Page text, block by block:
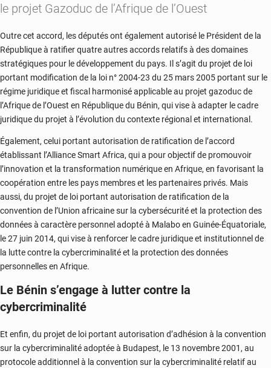
le projet Gazoduc de l’Afrique de l’Ouest
Outre cet accord, les députés ont également autorisé le Président de la
République à ratifier quatre autres accords relatifs à des domaines
stratégiques pour le développement du pays. Il s’agit du projet de loi
portant modification de la loi n°2004-23 du 25 mars 2005 portant sur le
régime juridique et fiscal harmonisé applicable au projet gazoduc de
l’Afrique de l’Ouest en République du Bénin, qui vise à adapter le cadre
juridique du projet à l’évolution du contexte régional et international.
Également, celui portant autorisation de ratification de l’accord
établissant l’Alliance Smart Africa, qui a pour objectif de promouvoir
l’innovation et la transformation numérique en Afrique, en favorisant la
coopération entre les pays membres et les partenaires privés. Mais
aussi, du projet de loi portant autorisation de ratification de la
convention de l’Union africaine sur la cybersécurité et la protection des
données à caractère personnel adopté à Malaboen Guinée-Équatoriale,
le 27 juin 2014, qui vise à renforcer le cadre juridique et institutionnel de
la lutte contre la cybercriminalité et la protection des données
personnelles en Afrique.
Le Bénin s’engage à lutter contre la
cybercriminalité
Et enfin, du projet de loi portant autorisation d’adhésion à la convention
sur la cybercriminalité adoptée à Budapest, le 13 novembre 2001, au
protocole additionnel à la convention sur la cybercriminalité relatif au